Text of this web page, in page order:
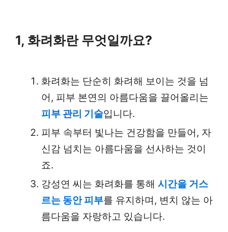
1, 화려화란 무엇일까요?
화려화는 단순히 화려해 보이는 것을 넘
어, 피부 본연의 아름다움을 끌어올리는
피부 관리 기술입니다.
피부 속부터 빛나는 건강함을 만들어, 자
신감 넘치는 아름다움을 선사하는 것이
죠.
강성연 씨는 화려화를 통해 시간을 거스
르는 동안 피부를 유지하며, 변치 않는 아
름다움을 자랑하고 있습니다.